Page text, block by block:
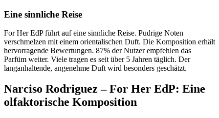
Eine sinnliche Reise
For Her EdP führt auf eine sinnliche Reise. Pudrige Noten
verschmelzen mit einem orientalischen Duft. Die Komposition erhält
hervorragende Bewertungen. 87% der Nutzer empfehlen das
Parfüm weiter. Viele tragen es seit über 5 Jahren täglich. Der
langanhaltende, angenehme Duft wird besonders geschätzt.
Narciso Rodriguez – For Her EdP: Eine
olfaktorische Komposition